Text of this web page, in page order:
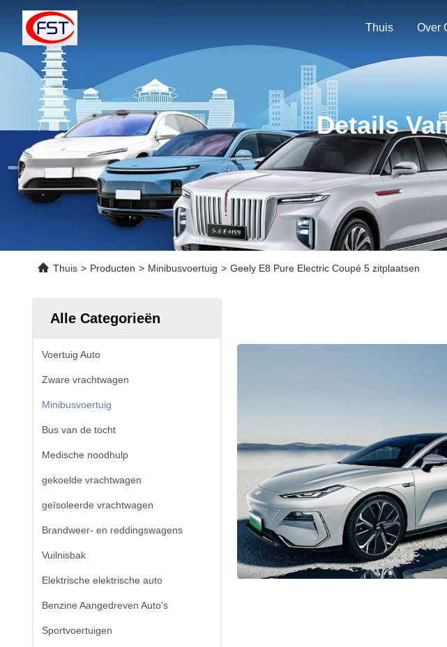
Thuis Over
Details
Thuis > Producten > Minibusvoertuig > Geely E8 Pure Electric Coupé 5 zitplaatsen
Alle Categorieën
Voertuig Auto
Zware vrachtwagen
Minibusvoertuig
Bus van de tocht
Medische noodhulp
gekoelde vrachtwagen
geïsoleerde vrachtwagen
Brandweer- en reddingswagens
Vuilnisbak
Elektrische elektrische auto
Benzine Aangedreven Auto's
Sportvoertuigen